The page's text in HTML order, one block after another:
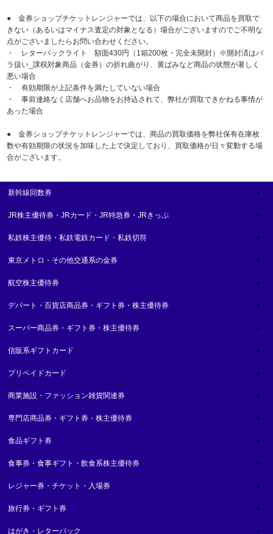
● 金券ショップチケットレンジャーでは、以下の場合において商品を買取で
きない（あるいはマイナス査定の対象となる）場合がございますのでご不明な
点がございましたらお問い合わせください。
・ レターパックライト 額面430円（1箱200枚・完全未開封）※開封済はバ
ラ扱い_課税対象商品（金券）の折れ曲がり、黄ばみなど商品の状態が著しく
悪い場合
・ 有効期限が上記条件を満たしていない場合
・ 事前連絡なく店舗へお品物をお持込されて、弊社が買取できかねる事情が
あった場合
● 金券ショップチケットレンジャーでは、商品の買取価格を弊社保有在庫枚
数や有効期限の状況を加味した上で決定しており、買取価格が日々変動する場
合がございます。
新幹線回数券
JR株主優待券・JRカード・JR特急券・JRきっぷ
私鉄株主優待・私鉄電鉄カード・私鉄切符
東京メトロ・その他交通系の金券
航空株主優待券
デパート・百貨店商品券・ギフト券・株主優待券
スーパー商品券・ギフト券・株主優待券
信販系ギフトカード
プリペイドカード
商業施設・ファッション雑貨関連券
専門店商品券・ギフト券・株主優待券
食品ギフト券
食事券・食事ギフト・飲食系株主優待券
レジャー券・チケット・入場券
旅行券・ギフト券
はがき・レターパック